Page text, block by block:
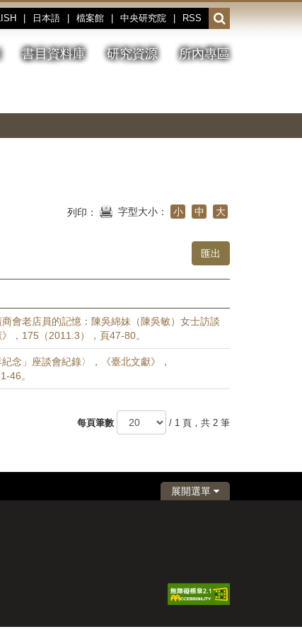
日本語 檔案館 中央研究院 RSS
開
啟
或
收
書目資料庫 研究資源 所內專區
停、
圖
圖
結
列印： 字型大小： 小 中 大
商會老店員的記憶：陳吳綿妹（陳吳敏）女士訪談
，175（2011.3），頁47-80。
紀念」座談會紀錄〉，《臺北文獻》，
46。
每頁筆數 / 1 頁，共 2 筆
展開選單